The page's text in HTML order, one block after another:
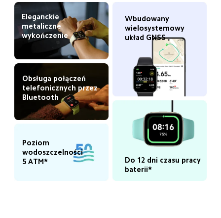
Eleganckie
metaliczne
wykończenie
Wbudowany
wielosystemowy
układ GNSS
Obsługa połączeń
telefonicznych przez
Bluetooth
Do 12 dni czasu pracy
baterii*
Poziom
wodoszczelności
5 ATM*